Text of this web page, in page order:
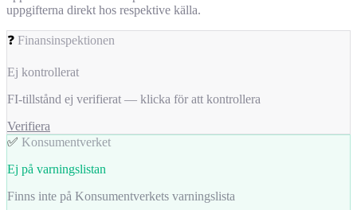
uppgifterna direkt hos respektive källa.
❓ Finansinspektionen
Ej kontrollerat
FI-tillstånd ej verifierat — klicka för att kontrollera
Verifiera
✅ Konsumentverket
Ej på varningslistan
Finns inte på Konsumentverkets varningslista